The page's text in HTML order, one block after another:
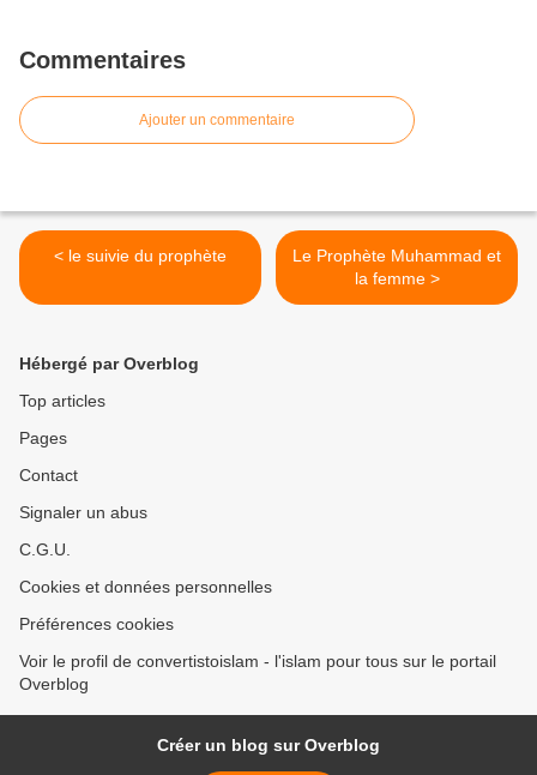
Commentaires
Ajouter un commentaire
< le suivie du prophète
Le Prophète Muhammad et
la femme >
Hébergé par Overblog
Top articles
Pages
Contact
Signaler un abus
C.G.U.
Cookies et données personnelles
Préférences cookies
Voir le profil de convertistoislam - l'islam pour tous sur le portail
Overblog
Créer un blog sur Overblog